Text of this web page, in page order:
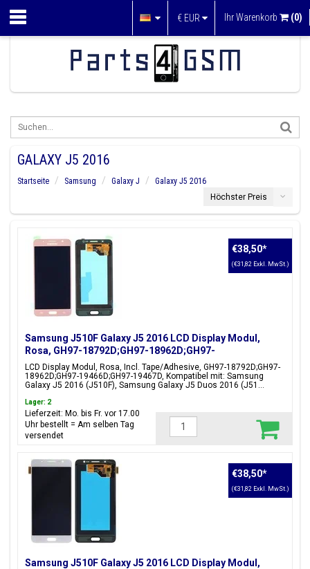
€ EUR Ihr Warenkorb (0)
GALAXY J5 2016
Startseite Samsung Galaxy J
Galaxy J5 2016
Höchster Preis
Samsung J510F Galaxy J5 2016 LCD Display Modul,
Rosa, GH97-18792D;GH97-18962D;GH97-
19466D;GH97-19467D
LCD Display Modul, Rosa, Incl. Tape/Adhesive, GH97-18792D;GH97-
18962D;GH97-19466D;GH97-19467D, Kompatibel mit: Samsung
Galaxy J5 2016 (J510F), Samsung Galaxy J5 Duos 2016 (J51...
€38,50*
(€31,82 Exkl. MwSt.)
Lager: 2
Lieferzeit: Mo. bis Fr. vor 17.00
Uhr bestellt = Am selben Tag
versendet
Samsung J510F Galaxy J5 2016 LCD Display Modul,
€38,50*
(€31,82 Exkl. MwSt.)